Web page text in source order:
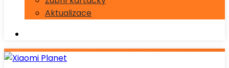
Aktualizace